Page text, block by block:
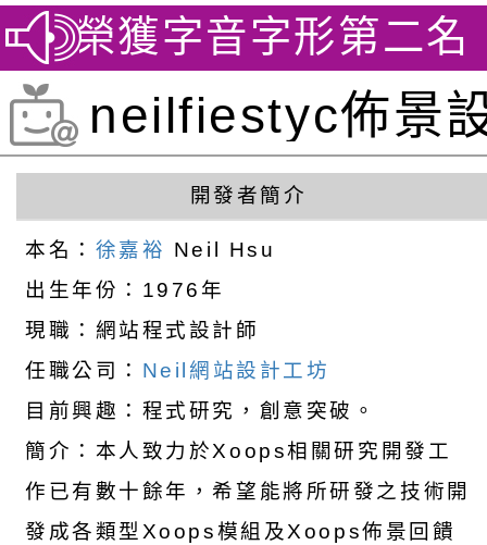
獲字音字形第二名 賀~
neilfiestyc佈景
徐嘉裕 Neil hsu
開發者簡介
本名： 徐嘉裕 Neil Hsu
出生年份：1976年
現職：網站程式設計師
任職公司： Neil網站設計工坊
目前興趣：程式研究，創意突破。
簡介：本人致力於Xoops相關研究開發工
作已有數十餘年，希望能將所研發之技術開
發成各類型Xoops模組及Xoops佈景回饋